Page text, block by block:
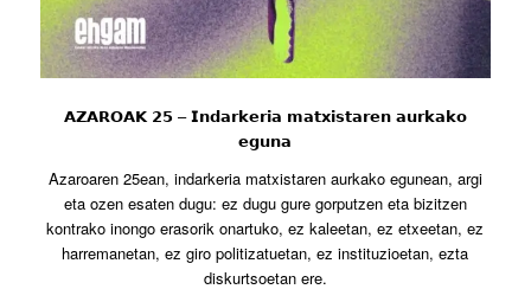
𝗔𝗭𝗔𝗥𝗢𝗔𝗞 𝟮𝟱 – 𝗜𝗻𝗱𝗮𝗿𝗸𝗲𝗿𝗶𝗮 𝗺𝗮𝘁𝘅𝗶𝘀𝘁𝗮𝗿𝗲𝗻 𝗮𝘂𝗿𝗸𝗮𝗸𝗼
𝗲𝗴𝘂𝗻𝗮
Azaroaren 25ean, indarkeria matxistaren aurkako egunean, argi
eta ozen esaten dugu: ez dugu gure gorputzen eta bizitzen
kontrako inongo erasorik onartuko, ez kaleetan, ez etxeetan, ez
harremanetan, ez giro politizatuetan, ez instituzioetan, ezta
diskurtsoetan ere.